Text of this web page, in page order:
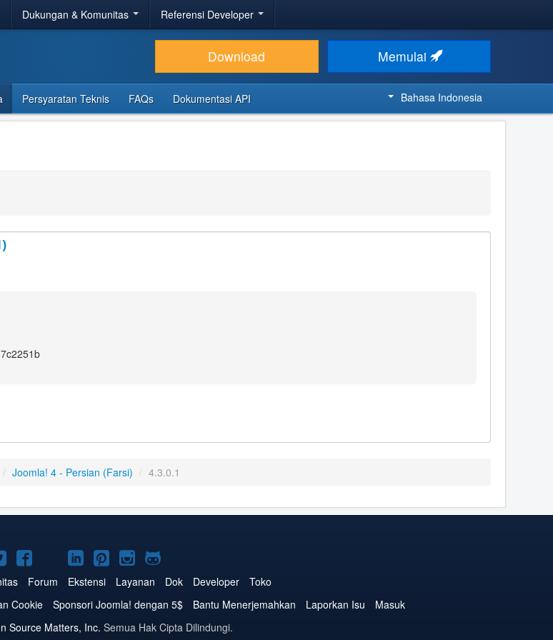
Dukungan & Komunitas Referensi Developer
Download Memulai
Persyaratan Teknis FAQs Dokumentasi API Bahasa Indonesia
/ Joomla! 4 - Persian (Farsi) / 4.3.0.1
Joomla!
di
Twitter
Joomla!
di
Facebook
Joomla!
di
YouTube
Joomla!
di
LinkedIn
Joomla!
di
Pinterest
Joomla!
di
Instagram
Joomla!
di
GitHub
Forum Ekstensi Layanan Dok Developer
Toko
Cookie Sponsori Joomla! dengan 5$ Bantu Menerjemahkan Laporkan Isu
Masuk
Source Matters, Inc. Semua Hak Cipta Dilindungi.